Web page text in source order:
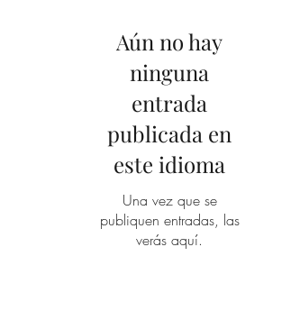
Aún no hay
ninguna
entrada
publicada en
este idioma
Una vez que se
publiquen entradas, las
verás aquí.